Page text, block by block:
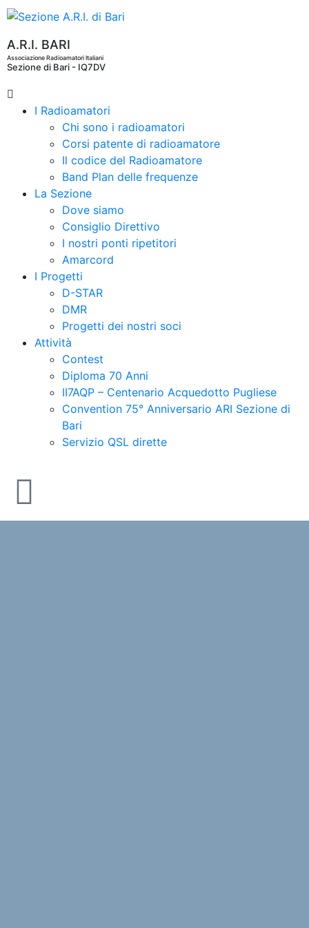
A.R.I. BARI
Associazione Radioamatori Italiani
Sezione di Bari - IQ7DV
I Radioamatori
Chi sono i radioamatori
Corsi patente di radioamatore
Il codice del Radioamatore
Band Plan delle frequenze
La Sezione
Dove siamo
Consiglio Direttivo
I nostri ponti ripetitori
Amarcord
I Progetti
D-STAR
DMR
Progetti dei nostri soci
Attività
Contest
Diploma 70 Anni
II7AQP – Centenario Acquedotto Pugliese
Convention 75° Anniversario ARI Sezione di
Bari​
Servizio QSL dirette